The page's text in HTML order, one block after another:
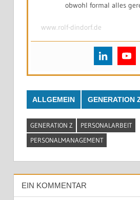
obwohl formal alles
www.rolf-dindorf.de
ALLGEMEIN GENERATION
GENERATION Z
PERSONALARBEIT
PERSONALMANAGEMENT
EIN KOMMENTAR